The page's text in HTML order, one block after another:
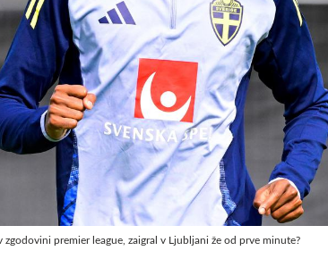
zgodovini premier league, zaigral v Ljubljani že od prve minute?